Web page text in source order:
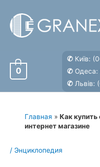
содержимому
0
✆ Київ:
✆ Одеса:
✆ Львів:
Главная » Как купить
интернет магазине
/ Энциклопедия